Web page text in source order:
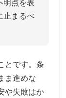
明点を表
止まるべ
とです。条
ま進めな
や失敗はか